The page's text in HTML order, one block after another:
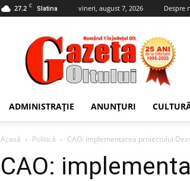
27.2 C Slatina vineri, august 7, 2026 Despre
Gazeta
Oltului
ADMINISTRAȚIE ANUNȚURI
Acasă Politică CAO: implementarea proiectului
CAO: